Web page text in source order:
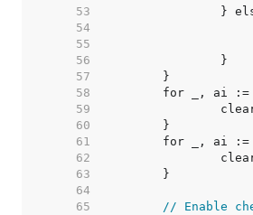
    53
    54
    55
    56
    57
    58
    59
    60
    61
    62
    63
    64
    65
// Enable